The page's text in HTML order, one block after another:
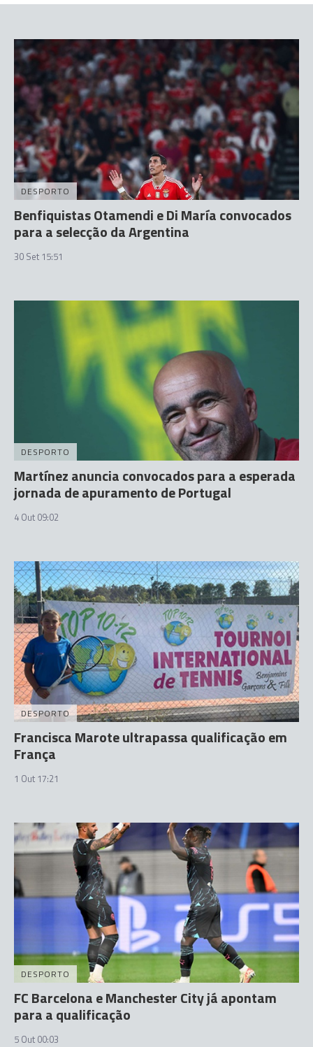
DESPORTO
Benfiquistas Otamendi e Di María convocados
para a selecção da Argentina
30 Set 15:51
DESPORTO
Martínez anuncia convocados para a esperada
jornada de apuramento de Portugal
4 Out 09:02
DESPORTO
Francisca Marote ultrapassa qualificação em
França
1 Out 17:21
DESPORTO
FC Barcelona e Manchester City já apontam
para a qualificação
5 Out 00:03